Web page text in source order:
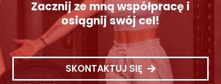
Zacznij ze mną współpracę i
osiągnij swój cel!
SKONTAKTUJ SIĘ